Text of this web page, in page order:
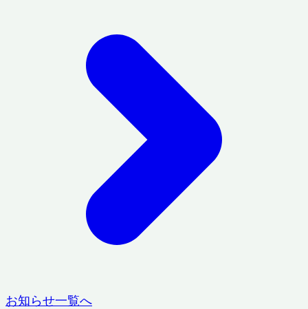
お知らせ一覧へ